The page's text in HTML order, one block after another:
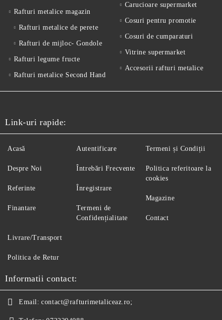
Rafturi metalice magazin
Rafturi metalice de perete
Rafturi de mijloc- Gondole
Rafturi legume fructe
Rafturi metalice Second Hand
Carucioare supermarket
Cosuri pentru promotie
Cosuri de cumparaturi
Vitrine supermarket
Accesorii rafturi metalice
Link-uri rapide:
Acasă
Despre Noi
Referinte
Finantare
Autentificare
Întrebări Frecvente
Înregistrare
Termeni de
Confidențialitate
Termeni și Condiții
Politica referitoare la
cookies
Magazine
Contact
Livrare/Transport
Politica de Retur
Informatii contact:
Email: contact@rafturimetaliceaz.ro;